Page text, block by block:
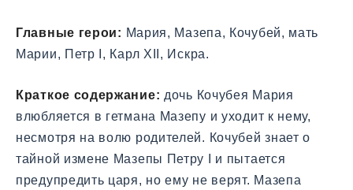
Главные герои: Мария, Мазепа, Кочубей, мать
Марии, Петр I, Карл XII, Искра.
Краткое содержание: дочь Кочубея Мария
влюбляется в гетмана Мазепу и уходит к нему,
несмотря на волю родителей. Кочубей знает о
тайной измене Мазепы Петру I и пытается
предупредить царя, но ему не верят. Мазепа